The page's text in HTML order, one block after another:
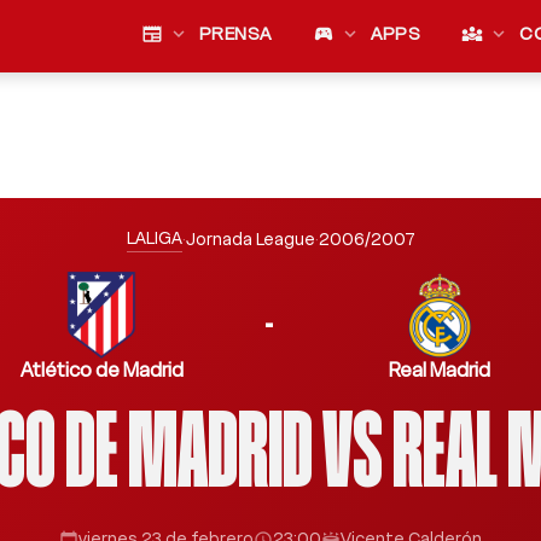
newspaper expand_more PRENSA sports_esports expand_more APPS diversity_3 expand_more
LALIGA·Jornada League·2006/2007
Atlético de Madrid
-
Real Madrid
DE MADRID VS REAL